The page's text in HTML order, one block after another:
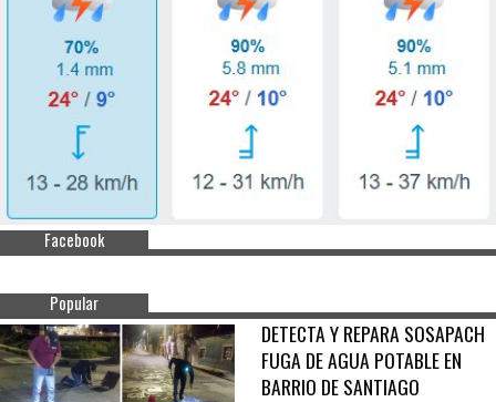
Facebook
Popular
DETECTA Y REPARA SOSAPACH
FUGA DE AGUA POTABLE EN
BARRIO DE SANTIAGO